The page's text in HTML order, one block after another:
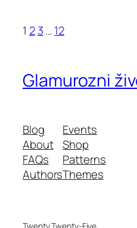
1 2 3… 12
Glamurozni
Blog
About
FAQs
Authors
Events
Shop
Patterns
Themes